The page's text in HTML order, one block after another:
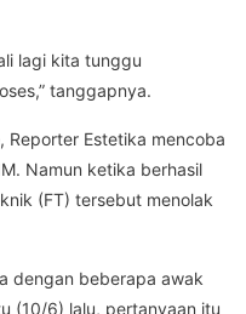
lagi kita tunggu
tanggapnya.
Reporter Estetika mencoba
Namun ketika berhasil
(FT) tersebut menolak
dengan beberapa awak
(10/6) lalu, pertanyaan itu